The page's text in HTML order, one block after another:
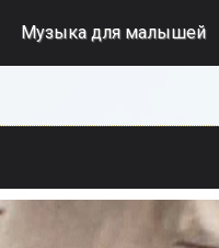
Музыка для малышей